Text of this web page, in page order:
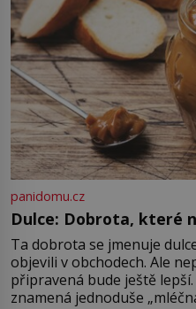
panidomu.cz
Dulce: Dobrota, které
Ta dobrota se jmenuje
objevili v obchodech. Ale
připravená bude ještě
znamená jednoduše